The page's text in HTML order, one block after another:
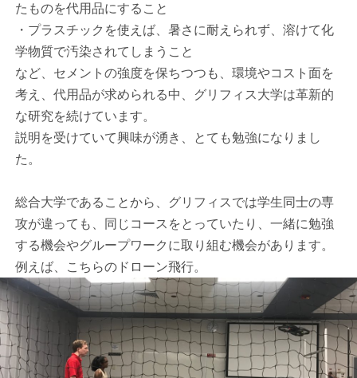
たものを代用品にすること
・プラスチックを使えば、暑さに耐えられず、溶けて化
学物質で汚染されてしまうこと
など、セメントの強度を保ちつつも、環境やコスト面を
考え、代用品が求められる中、グリフィス大学は革新的
な研究を続けています。
説明を受けていて興味が湧き、とても勉強になりまし
た。
総合大学であることから、グリフィスでは学生同士の専
攻が違っても、同じコースをとっていたり、一緒に勉強
する機会やグループワークに取り組む機会があります。
例えば、こちらのドローン飛行。